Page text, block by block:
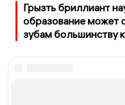
Грызть бриллиант
образование может
зубам большинству